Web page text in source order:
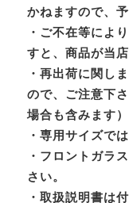
かねますので、
・ご不在等によ
すと、商品が当
・再出荷に関し
ので、ご注意下
場合も含みます）
・専用サイズで
・フロントガラ
さい。
・取扱説明書は